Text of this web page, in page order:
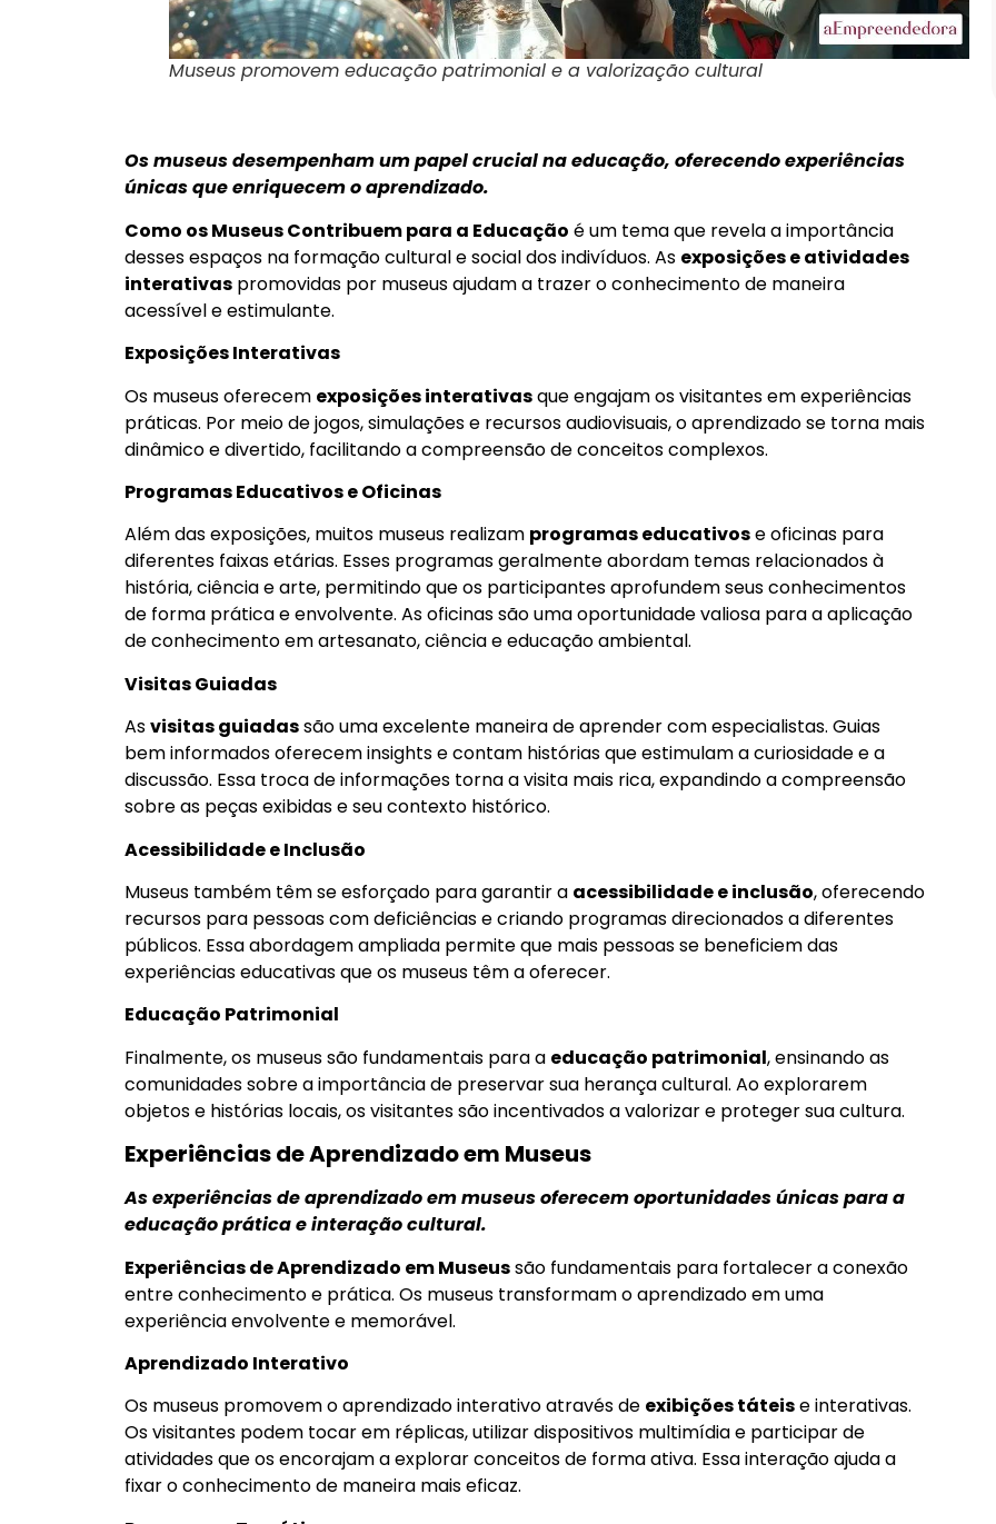
Museus promovem educação patrimonial e a valorização cultural
Os museus desempenham um papel crucial na educação, oferecendo experiências
únicas que enriquecem o aprendizado.
Como os Museus Contribuem para a Educação é um tema que revela a importância
desses espaços na formação cultural e social dos indivíduos. As exposições e atividades
interativas promovidas por museus ajudam a trazer o conhecimento de maneira
acessível e estimulante.
Exposições Interativas
Os museus oferecem exposições interativasque engajam os visitantes em experiências
práticas. Por meio de jogos, simulações e recursos audiovisuais, o aprendizado se torna mais
dinâmico e divertido, facilitando a compreensão de conceitos complexos.
Programas Educativos e Oficinas
Além das exposições, muitos museus realizam programas educativose oficinas para
diferentes faixas etárias. Esses programas geralmente abordam temas relacionados à
história, ciência e arte, permitindo que os participantes aprofundem seus conhecimentos
de forma prática e envolvente. As oficinas são uma oportunidade valiosa para a aplicação
de conhecimento em artesanato, ciência e educação ambiental.
Visitas Guiadas
Asvisitas guiadassão uma excelente maneira de aprender com especialistas. Guias
bem informados oferecem insights e contam histórias que estimulam a curiosidade e a
discussão. Essa troca de informações torna a visita mais rica, expandindo a compreensão
sobre as peças exibidas e seu contexto histórico.
Acessibilidade e Inclusão
Museus também têm se esforçado para garantir a acessibilidade e inclusão, oferecendo
recursos para pessoas com deficiências e criando programas direcionados a diferentes
públicos. Essa abordagem ampliada permite que mais pessoas se beneficiem das
experiências educativas que os museus têm a oferecer.
Educação Patrimonial
Finalmente, os museus são fundamentais para a educação patrimonial, ensinando as
comunidades sobre a importância de preservar sua herança cultural. Ao explorarem
objetos e histórias locais, os visitantes são incentivados a valorizar e proteger sua cultura.
Experiências de Aprendizado em Museus
As experiências de aprendizado em museus oferecem oportunidades únicas para a
educação prática e interação cultural.
Experiências de Aprendizado em Museussão fundamentais para fortalecer a conexão
entre conhecimento e prática. Os museus transformam o aprendizado em uma
experiência envolvente e memorável.
Aprendizado Interativo
Os museus promovem o aprendizado interativo através de exibições táteise interativas.
Os visitantes podem tocar em réplicas, utilizar dispositivos multimídia e participar de
atividades que os encorajam a explorar conceitos de forma ativa. Essa interação ajuda a
fixar o conhecimento de maneira mais eficaz.
Lápis de Sobrancelha Líquido à
Prova D’água de 5 Cores – Longa
Duração
Comprar